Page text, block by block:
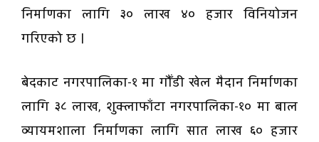
निर्माणका लागि ३० लाख ४० हजार विनियोजन
गरिएको छ ।
बेदकाट नगरपालिका-१ मा गौँडी खेल मैदान निर्माणका
लागि ३८ लाख, शुक्लाफाँटा नगरपालिका-१० मा बाल
व्यायमशाला निर्माणका लागि सात लाख ६० हजार